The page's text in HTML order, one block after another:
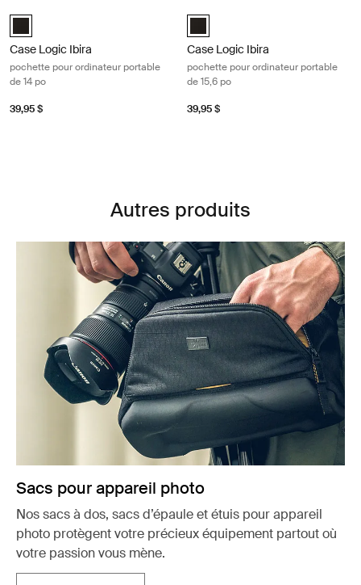
Case Logic Ibira Laptop Sleeve Noir (selected)
Case Logic Ibira
pochette pour ordinateur portable
de 14 po
39,95 $
Case Logic Ibira Laptop Sleeve
Case Logic Ibira
pochette pour ordinateur portable
de 15,6 po
39,95 $
Autres produits
Sacs pour appareil photo
Nos sacs à dos, sacs d’épaule et étuis pour appareil
photo protègent votre précieux équipement partout où
votre passion vous mène.